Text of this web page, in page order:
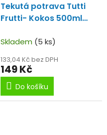
Tekutá potrava Tutti
Frutti- Kokos 500ml
nabídce
Skladem (5 ks)
133,04 Kč bez DPH
149 Kč
Do košíku